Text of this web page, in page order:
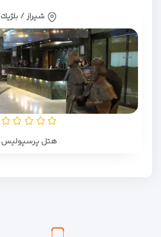
شیراز / بلژيك
هتل پرسپولیس